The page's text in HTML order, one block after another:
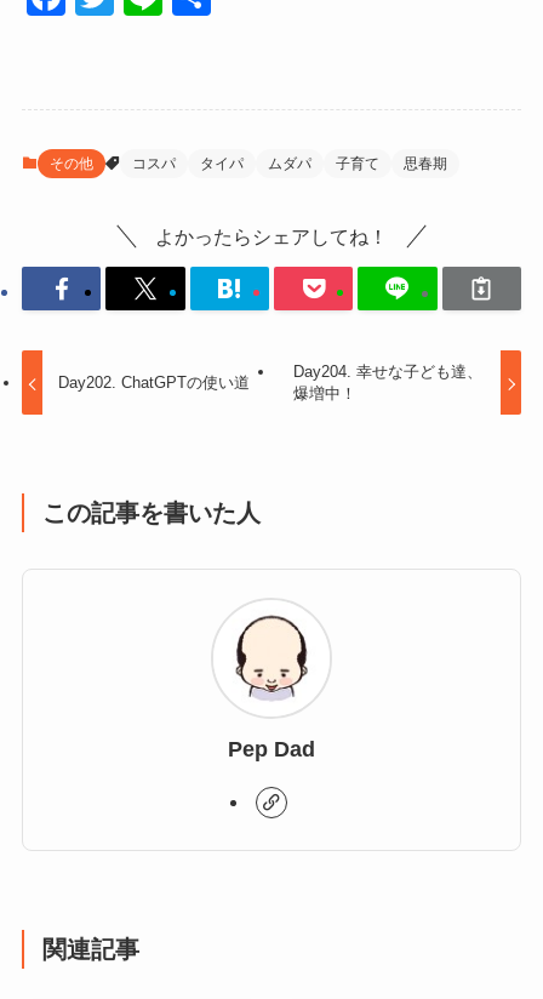
e
b
o
k
er
その他 コスパ タイパ ムダパ 子育て 思春期
よかったらシェアしてね！
Day202. ChatGPTの使い道
Day204. 幸せな子ども達、
爆増中！
この記事を書いた人
Pep Dad
関連記事